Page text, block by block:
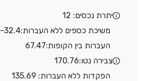
יתרת נכסים: 12
משיכת כספים ללא העברות:-32.4
העברות בין הקופות:67.47
צבירה נטו:170.76
הפקדות ללא העברות: 135.69